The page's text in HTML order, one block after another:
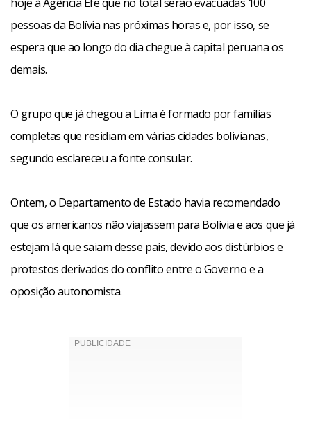
pessoas da Bolívia nas próximas horas e, por isso, se
espera que ao longo do dia chegue à capital peruana os
demais.
O grupo que já chegou a Lima é formado por famílias
completas que residiam em várias cidades bolivianas,
segundo esclareceu a fonte consular.
Ontem, o Departamento de Estado havia recomendado
que os americanos não viajassem para Bolívia e aos que já
estejam lá que saiam desse país, devido aos distúrbios e
protestos derivados do conflito entre o Governo e a
oposição autonomista.